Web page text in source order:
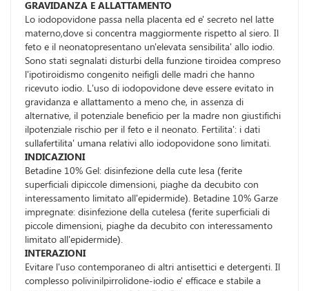
GRAVIDANZA E ALLATTAMENTO
Lo iodopovidone passa nella placenta ed e' secreto nel latte
materno,dove si concentra maggiormente rispetto al siero. Il
feto e il neonatopresentano un'elevata sensibilita' allo iodio.
Sono stati segnalati disturbi della funzione tiroidea compreso
l'ipotiroidismo congenito neifigli delle madri che hanno
ricevuto iodio. L'uso di iodopovidone deve essere evitato in
gravidanza e allattamento a meno che, in assenza di
alternative, il potenziale beneficio per la madre non giustifichi
ilpotenziale rischio per il feto e il neonato. Fertilita': i dati
sullafertilita' umana relativi allo iodopovidone sono limitati.
INDICAZIONI
Betadine 10% Gel: disinfezione della cute lesa (ferite
superficiali dipiccole dimensioni, piaghe da decubito con
interessamento limitato all'epidermide). Betadine 10% Garze
impregnate: disinfezione della cutelesa (ferite superficiali di
piccole dimensioni, piaghe da decubito con interessamento
limitato all'epidermide).
INTERAZIONI
Evitare l'uso contemporaneo di altri antisettici e detergenti. Il
complesso polivinilpirrolidone-iodio e' efficace e stabile a